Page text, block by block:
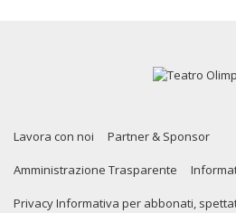
Lavora con noi Partner & Sponsor
Amministrazione Trasparente
Privacy Informativa per abbonati,